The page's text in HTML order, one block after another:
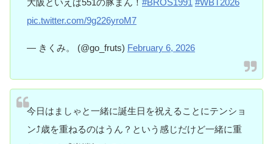
大阪といえば551の豚まん！ #BROS1991 #WBT2026
pic.twitter.com/9g226yroM7
— きくみ。 (@go_fruts) February 6, 2026
今日はましゃと一緒に誕生日を祝えることにテンショ
ン⤴️歳を重ねるのはうん？という感じだけど一緒に重